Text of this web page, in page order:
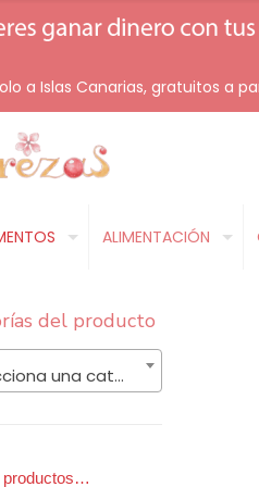
a Islas Canarias, gratuitos a
ALIMENTACIÓN
del producto
Selecciona una categoría